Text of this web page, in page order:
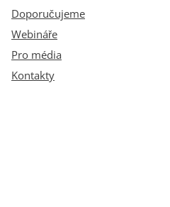
Doporučujeme
Webináře
Pro média
Kontakty